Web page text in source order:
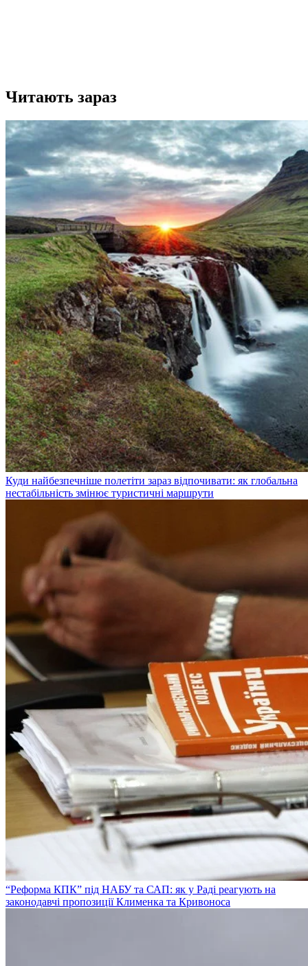
Читають зараз
Куди найбезпечніше полетіти зараз відпочивати: як глобальна
нестабільність змінює туристичні маршрути
“Реформа КПК” під НАБУ та САП: як у Раді реагують на
законодавчі пропозиції Клименка та Кривоноса